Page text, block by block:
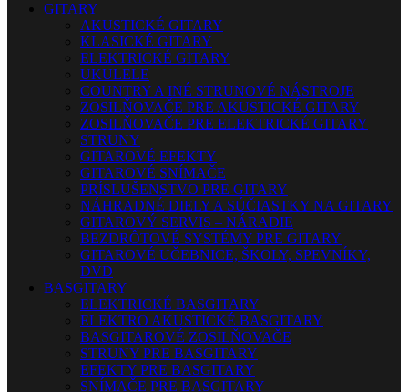
GITARY
AKUSTICKÉ GITARY
KLASICKÉ GITARY
ELEKTRICKÉ GITARY
UKULELE
COUNTRY A INÉ STRUNOVÉ NÁSTROJE
ZOSILŇOVAČE PRE AKUSTICKÉ GITARY
ZOSILŇOVAČE PRE ELEKTRICKÉ GITARY
STRUNY
GITAROVÉ EFEKTY
GITAROVÉ SNÍMAČE
PRÍSLUŠENSTVO PRE GITARY
NÁHRADNÉ DIELY A SÚČIASTKY NA GITARY
GITAROVÝ SERVIS – NÁRADIE
BEZDRÔTOVÉ SYSTÉMY PRE GITARY
GITAROVÉ UČEBNICE, ŠKOLY, SPEVNÍKY,
DVD
BASGITARY
ELEKTRICKÉ BASGITARY
ELEKTRO AKUSTICKÉ BASGITARY
BASGITAROVÉ ZOSILŇOVAČE
STRUNY PRE BASGITARY
EFEKTY PRE BASGITARY
SNÍMAČE PRE BASGITARY